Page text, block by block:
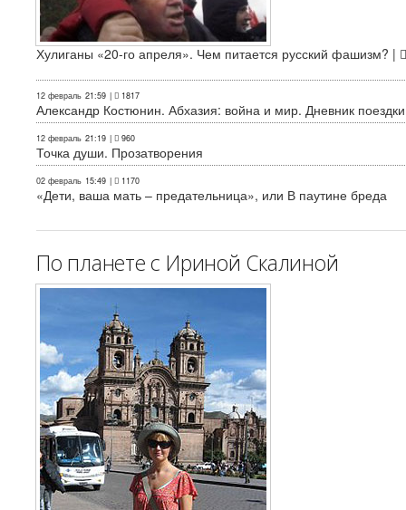
Хулиганы «20-го апреля». Чем питается русский фашизм? |
12 февраль 21:59 | 1817
Александр Костюнин. Абхазия: война и мир. Дневник поездки
12 февраль 21:19 | 960
Точка души. Прозатворения
02 февраль 15:49 | 1170
«Дети, ваша мать – предательница», или В паутине бреда
По планете с Ириной Скалиной